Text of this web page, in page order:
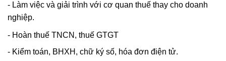
- Làm việc và giải trình với cơ quan thuế thay cho doanh
nghiệp.
- Hoàn thuế TNCN, thuế GTGT
- Kiểm toán, BHXH, chữ ký số, hóa đơn điện tử.